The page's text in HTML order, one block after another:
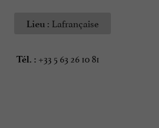
Lieu : Lafrançaise
Tél. : +33 5 63 26 10 81